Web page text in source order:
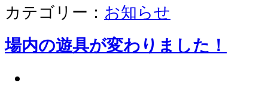
カテゴリー： お知らせ
場内の遊具が変わりました！